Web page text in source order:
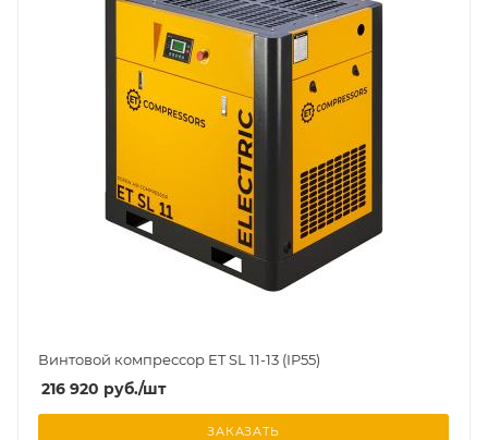
Винтовой компрессор ET SL 11-13 (IP55)
216 920 руб./шт
ЗАКАЗАТЬ